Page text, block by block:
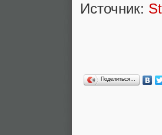
Источник:
Поделиться…